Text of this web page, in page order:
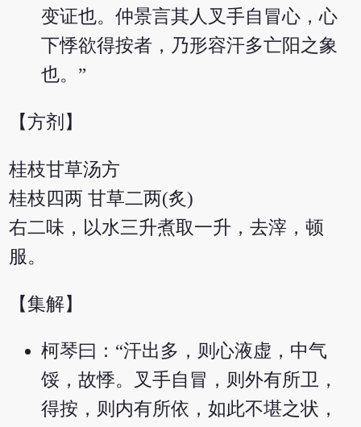
变证也。仲景言其人叉手自冒心，心
下悸欲得按者，乃形容汗多亡阳之象
也。”
【方剂】
桂枝甘草汤方
桂枝四两 甘草二两(炙)
右二味，以水三升煮取一升，去滓，顿
服。
【集解】
柯琴曰：“汗出多，则心液虚，中气
馁，故悸。叉手自冒，则外有所卫，
得按，则内有所依，如此不堪之状，